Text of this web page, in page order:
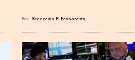
Por Redacción El Economista